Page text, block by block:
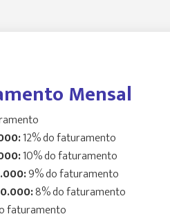
Mensal
12% do faturamento
10% do faturamento
9% do faturamento
8% do faturamento
faturamento